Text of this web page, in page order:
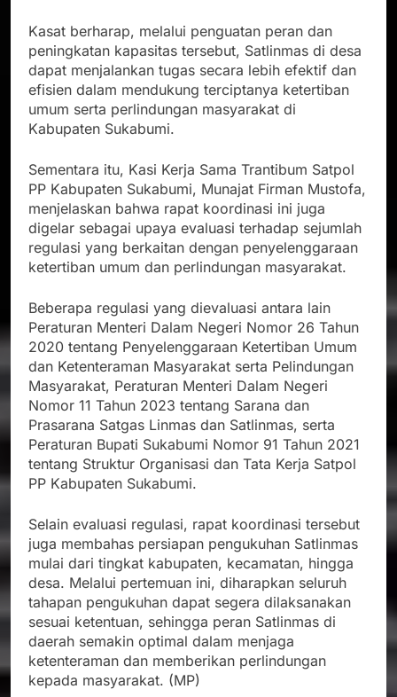
Kasat berharap, melalui penguatan peran dan
peningkatan kapasitas tersebut, Satlinmas di desa
dapat menjalankan tugas secara lebih efektif dan
efisien dalam mendukung terciptanya ketertiban
umum serta perlindungan masyarakat di
Kabupaten Sukabumi.
Sementara itu, Kasi Kerja Sama Trantibum Satpol
PP Kabupaten Sukabumi, Munajat Firman Mustofa,
menjelaskan bahwa rapat koordinasi ini juga
digelar sebagai upaya evaluasi terhadap sejumlah
regulasi yang berkaitan dengan penyelenggaraan
ketertiban umum dan perlindungan masyarakat.
Beberapa regulasi yang dievaluasi antara lain
Peraturan Menteri Dalam Negeri Nomor 26 Tahun
2020 tentang Penyelenggaraan Ketertiban Umum
dan Ketenteraman Masyarakat serta Pelindungan
Masyarakat, Peraturan Menteri Dalam Negeri
Nomor 11 Tahun 2023 tentang Sarana dan
Prasarana Satgas Linmas dan Satlinmas, serta
Peraturan Bupati Sukabumi Nomor 91 Tahun 2021
tentang Struktur Organisasi dan Tata Kerja Satpol
PP Kabupaten Sukabumi.
Selain evaluasi regulasi, rapat koordinasi tersebut
juga membahas persiapan pengukuhan Satlinmas
mulai dari tingkat kabupaten, kecamatan, hingga
desa. Melalui pertemuan ini, diharapkan seluruh
tahapan pengukuhan dapat segera dilaksanakan
sesuai ketentuan, sehingga peran Satlinmas di
daerah semakin optimal dalam menjaga
ketenteraman dan memberikan perlindungan
kepada masyarakat. (MP)